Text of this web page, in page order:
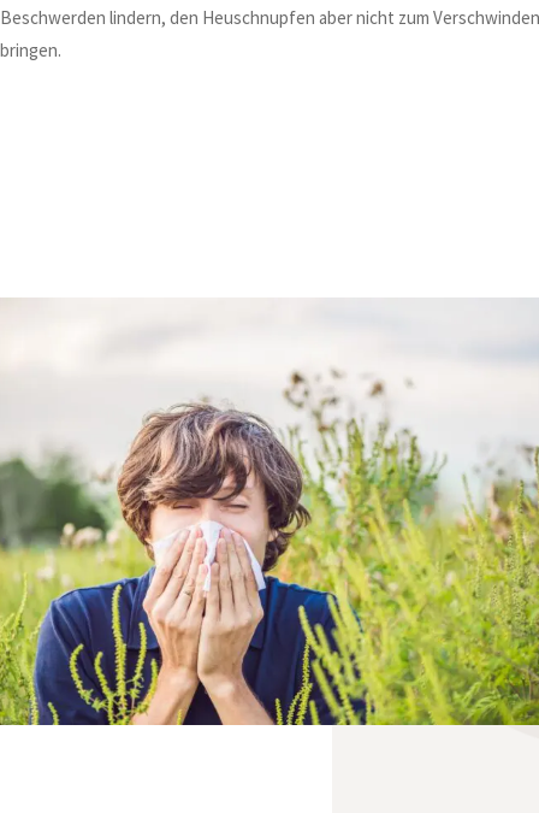
Beschwerden lindern, den Heuschnupfen aber nicht zum Verschwinden
bringen.